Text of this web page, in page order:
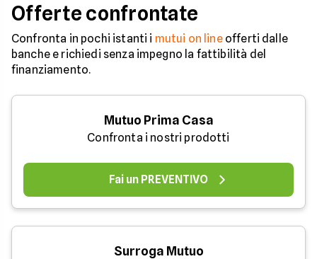
Offerte confrontate
Confronta in pochi istanti i mutui on lineofferti dalle
banche e richiedi senza impegno la fattibilità del
finanziamento.
Mutuo Prima Casa
Confronta i nostri prodotti
Fai un PREVENTIVO
Surroga Mutuo